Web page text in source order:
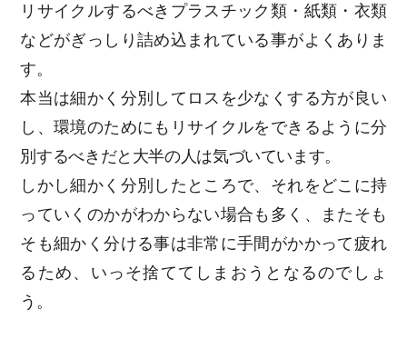
リサイクルするべきプラスチック類・紙類・衣類
などがぎっしり詰め込まれている事がよくありま
す。
本当は細かく分別してロスを少なくする方が良い
し、環境のためにもリサイクルをできるように分
別するべきだと大半の人は気づいています。
しかし細かく分別したところで、それをどこに持
っていくのかがわからない場合も多く、またそも
そも細かく分ける事は非常に手間がかかって疲れ
るため、いっそ捨ててしまおうとなるのでしょ
う。